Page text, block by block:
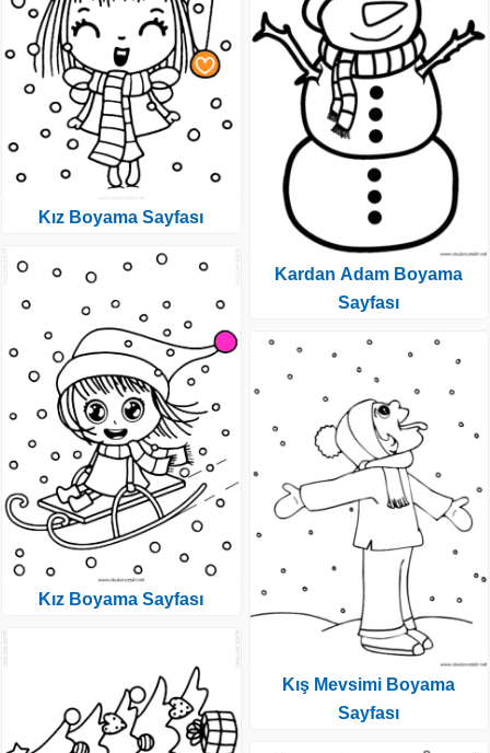
Kız Boyama Sayfası
Kız Boyama Sayfası
Kardan Adam Boyama
Sayfası
Kış Mevsimi Boyama
Sayfası